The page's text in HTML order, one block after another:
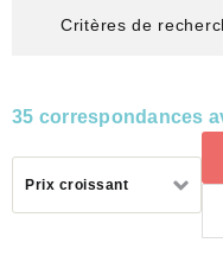
Critères de
35 correspondances
Prix croissant